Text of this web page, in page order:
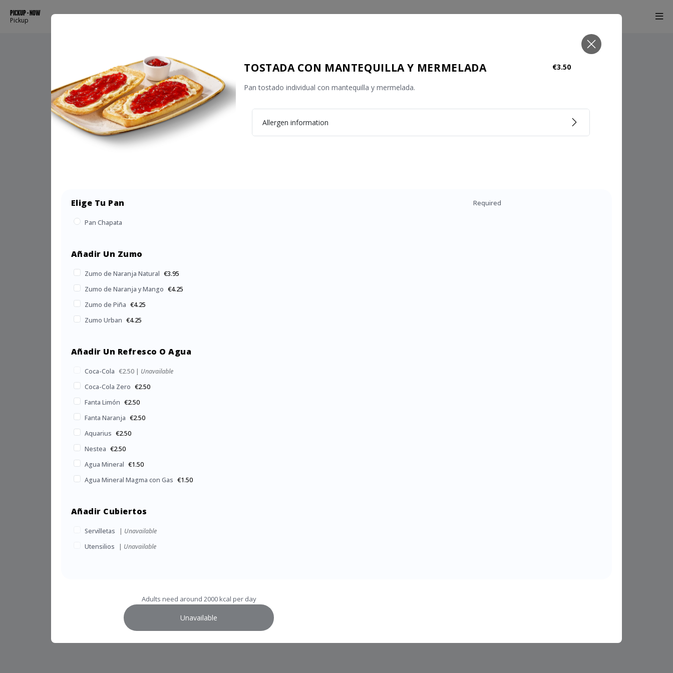
PICKUP - NOW
Pickup
TOSTADA CON MANTEQUILLA Y MERMELADA €3.50
Pan tostado individual con mantequilla y mermelada.
Allergen information
Elige Tu Pan Required
Pan Chapata
Añadir Un Zumo
Zumo de Naranja Natural €3.95
Zumo de Naranja y Mango €4.25
Zumo de Piña €4.25
Zumo Urban €4.25
Añadir Un Refresco O Agua
Coca-Cola €2.50 | Unavailable
Coca-Cola Zero €2.50
Fanta Limón €2.50
Fanta Naranja €2.50
Aquarius €2.50
Nestea €2.50
Agua Mineral €1.50
Agua Mineral Magma con Gas €1.50
Añadir Cubiertos
Servilletas | Unavailable
Utensilios
| Unavailable
Adults need around 2000 kcal per day
Unavailable